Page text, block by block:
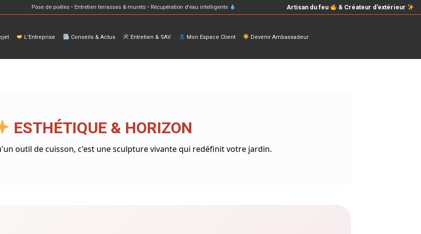
Pose de poêles • Entretien terrasses & murets • Récupération d’eau intelligente Artisan du feu & Créateur d’extérieur
L’Entreprise Conseils & Actus Entretien & SAV Mon Espace Client Devenir Ambassadeur
ESTHÉTIQUE & HORIZON
outil de cuisson, c'est une sculpture vivante qui redéfinit votre jardin.